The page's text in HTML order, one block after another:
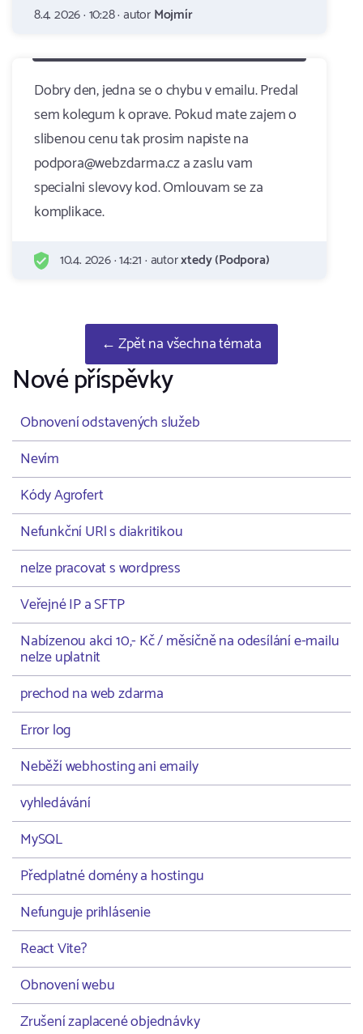
8.4. 2026 · 10:28 · autorMojmír
Dobry den, jedna se o chybu v emailu. Predal
sem kolegum k oprave. Pokud mate zajem o
slibenou cenu tak prosim napiste na
podpora@webzdarma.cz a zaslu vam
specialni slevovy kod. Omlouvam se za
komplikace.
10.4. 2026 · 14:21 · autorxtedy (Podpora)
← Zpět na všechna témata
Nové příspěvky
Obnovení odstavených služeb
Nevím
Kódy Agrofert
Nefunkční URl s diakritikou
nelze pracovat s wordpress
Veřejné IP a SFTP
Nabízenou akci 10,- Kč / měsíčně na odesílání e-mailu
nelze uplatnit
prechod na web zdarma
Error log
Neběží webhosting ani emaily
vyhledávání
MySQL
Předplatné domény a hostingu
Nefunguje prihlásenie
React Vite?
Obnovení webu
Zrušení zaplacené objednávky